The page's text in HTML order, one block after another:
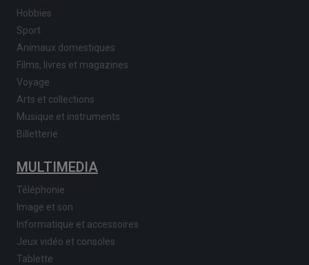
Hobbies
Sport
Animaux domestiques
Films, livres et magazines
Voyage
Arts et collections
Musique et instruments
Billetterie
MULTIMEDIA
Téléphonie
Image et son
Informatique et accessoires
Jeux vidéo et consoles
Tablette